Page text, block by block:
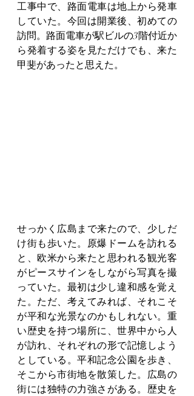
工事中で、路面電車は地上から発車
していた。今回は開業後、初めての
訪問。路面電車が駅ビルの3階付近か
ら発着する姿を見ただけでも、来た
甲斐があったと思えた。
せっかく広島まで来たので、少しだ
け街も歩いた。原爆ドームを訪れる
と、欧米から来たと思われる観光客
がピースサインをしながら写真を撮
っていた。最初は少し違和感を覚え
た。ただ、考えてみれば、それこそ
が平和な光景なのかもしれない。重
い歴史を持つ場所に、世界中から人
が訪れ、それぞれの形で記憶しよう
としている。平和記念公園を歩き、
そこから市街地を散策した。広島の
街には独特の力強さがある。歴史を